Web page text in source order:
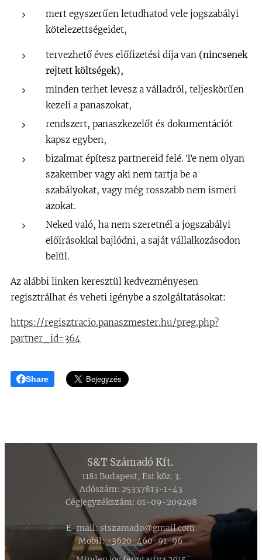
mert egyszerűen letudhatod vele jogszabályi
kötelezettségeidet,
tervezhető éves előfizetési díja van (nincsenek
rejtett költségek),
minden terhet levesz a válladról, teljeskörűen
kezeli a panaszokat,
rendszert, panaszkezelőt és dokumentációt
kapsz egyben,
bizalmat építesz partnereid felé. Te nem olyan
szakember vagy aki nem tartja be a
szabályokat, vagy még rosszabb nem ismeri
azokat.
Neked való, ha nem szeretnél a jogszabályi
előírásokkal bajlódni, a saját vállalkozásodon
belül.
Az alábbi linken keresztül kedvezményesen
regisztrálhat és veheti igénybe a szolgáltatásokat:
https://regisztracio.panaszmester.hu/preg.php?
partner_id=364
Share
S&T Számadó Kft.
1181 Budapest, Est köz. 3.
Adószám: 25337813-1-43
Cégjegyzékszám: 01-09-209298
E-mail: stszamado@gmail.com
Mobil: +3620-460-91-96